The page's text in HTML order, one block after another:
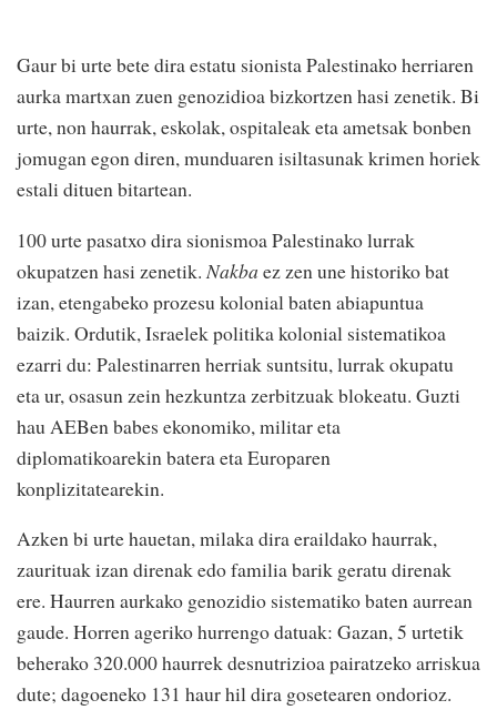
Gaur bi urte bete dira estatu sionista Palestinako herriaren
aurka martxan zuen genozidioa bizkortzen hasi zenetik. Bi
urte, non haurrak, eskolak, ospitaleak eta ametsak bonben
jomugan egon diren, munduaren isiltasunak krimen horiek
estali dituen bitartean.
100 urte pasatxo dira sionismoa Palestinako lurrak
okupatzen hasi zenetik.Nakba ez zen une historiko bat
izan, etengabeko prozesu kolonial baten abiapuntua
baizik. Ordutik, Israelek politika kolonial sistematikoa
ezarri du: Palestinarren herriak suntsitu, lurrak okupatu
eta ur, osasun zein hezkuntza zerbitzuak blokeatu. Guzti
hau AEBen babes ekonomiko, militar eta
diplomatikoarekin batera eta Europaren
konplizitatearekin.
Azken bi urte hauetan, milaka dira eraildako haurrak,
zaurituak izan direnak edo familia barik geratu direnak
ere. Haurren aurkako genozidio sistematiko baten aurrean
gaude. Horren ageriko hurrengo datuak: Gazan, 5 urtetik
beherako 320.000 haurrek desnutrizioa pairatzeko arriskua
dute; dagoeneko 131 haur hil dira gosetearen ondorioz.